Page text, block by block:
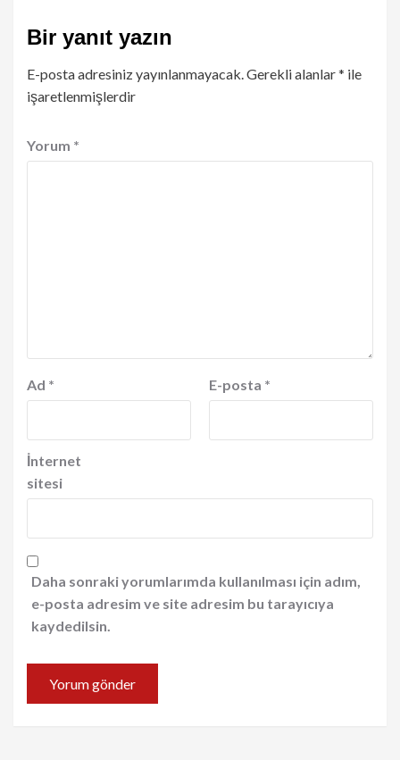
Bir yanıt yazın
E-posta adresiniz yayınlanmayacak.Gerekli alanlar* ile
işaretlenmişlerdir
Yorum *
Ad * E-posta *
İnternet
sitesi
Daha sonraki yorumlarımda kullanılması için adım,
e-posta adresim ve site adresim bu tarayıcıya
kaydedilsin.